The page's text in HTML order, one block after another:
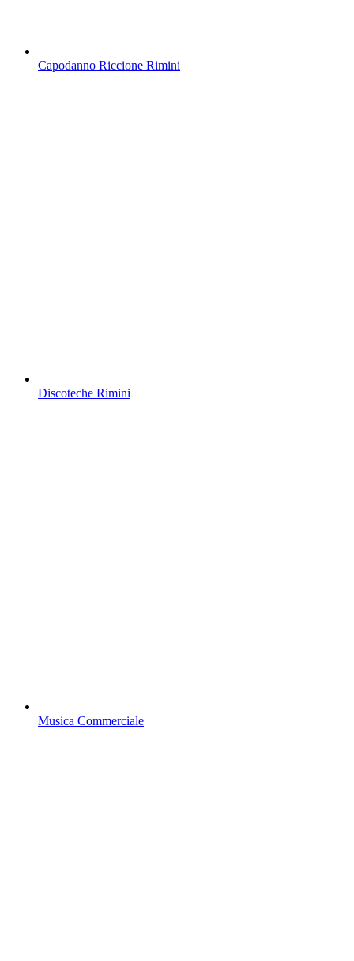
Capodanno Riccione Rimini
Discoteche Rimini
Musica Commerciale